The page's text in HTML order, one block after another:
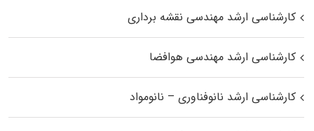
کارشناسی ارشد مهندسی نقشه برداری
کارشناسی ارشد مهندسی هوافضا
کارشناسی ارشد نانوفناوری – نانومواد